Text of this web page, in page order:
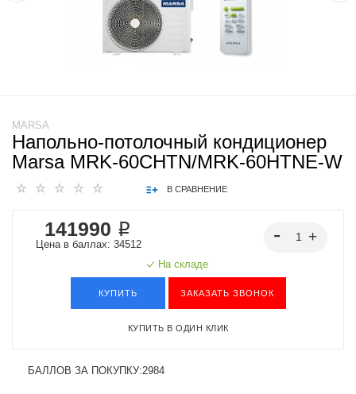
MARSA
Напольно-потолочный кондиционер
Marsa MRK-60CHTN/MRK-60HTNE-W
В СРАВНЕНИЕ
141990 ₽
Цена в баллах: 34512
На складе
КУПИТЬ ЗАКАЗАТЬ ЗВОНОК
КУПИТЬ В ОДИН КЛИК
БАЛЛОВ ЗА ПОКУПКУ:2984